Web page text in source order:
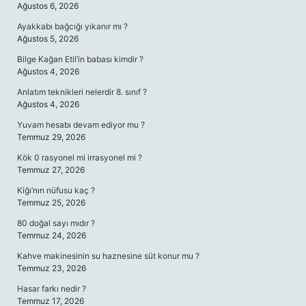
Ağustos 6, 2026
Ayakkabı bağcığı yıkanır mı ?
Ağustos 5, 2026
Bilge Kağan Etil’in babası kimdir ?
Ağustos 4, 2026
Anlatım teknikleri nelerdir 8. sınıf ?
Ağustos 4, 2026
Yuvam hesabı devam ediyor mu ?
Temmuz 29, 2026
Kök 0 rasyonel mi irrasyonel mi ?
Temmuz 27, 2026
Kiğı’nın nüfusu kaç ?
Temmuz 25, 2026
80 doğal sayı mıdır ?
Temmuz 24, 2026
Kahve makinesinin su haznesine süt konur mu ?
Temmuz 23, 2026
Hasar farkı nedir ?
Temmuz 17, 2026